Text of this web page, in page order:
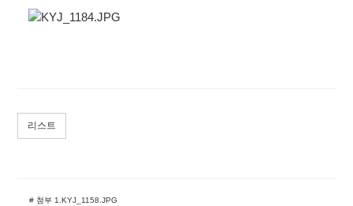
리스트
# 첨부 1.KYJ_1158.JPG